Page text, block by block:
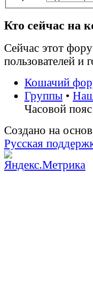
Кто сейчас на
Сейчас этот
пользователей и
Кошачий
Группы •
Часовой
Создано на
Русская